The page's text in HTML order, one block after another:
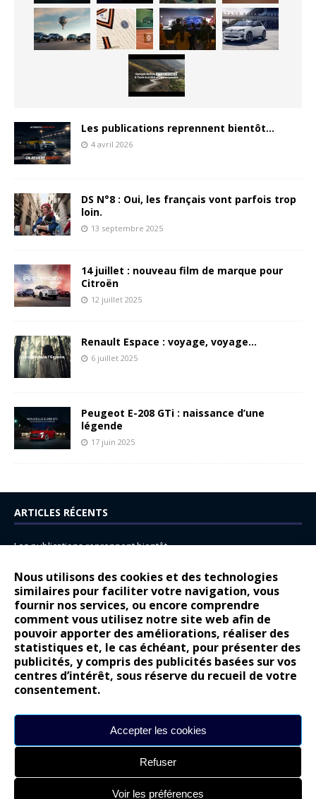
Nous utilisons des cookies et des technologies
similaires pour faciliter votre navigation, vous
fournir nos services, ou encore comprendre
comment vous utilisez notre site web afin de
pouvoir apporter des améliorations, réaliser des
statistiques et, le cas échéant, pour présenter des
publicités, y compris des publicités basées sur vos
centres d’intérêt, sous réserve du recueil de votre
consentement.
Accepter les cookies
Refuser
Voir les préférences
Les publications reprennent bientôt…
4 avril 2026
DS N°8 : Oui, les français vont parfois trop
loin.
13 septembre 2025
14 juillet : nouveau film de marque pour
Citroën
12 juillet 2025
Renault Espace : voyage, voyage…
6 juillet 2025
Peugeot E-208 GTi : naissance d’une
légende
17 juin 2025
ARTICLES RÉCENTS
Les publications reprennent bientôt…
14 juillet : nouveau film de marque pour Citroën
Renault Espace : voyage, voyage…
Peugeot E-208 GTi : naissance d’une légende
COMMENTAIRES RÉCENTS
Bernard Dardartdans
Gilly
gyo
Lancia Ypsilon : naturellement envoûtante ?